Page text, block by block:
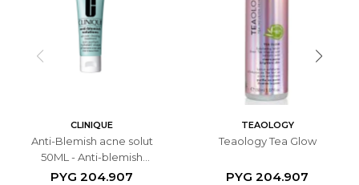
CLINIQUE
Anti-Blemish acne solut
50ML - Anti-blemish
Solutions all-over
PYG 204.907
TEAOLOGY
Teaology Tea Glow
PYG 204.907